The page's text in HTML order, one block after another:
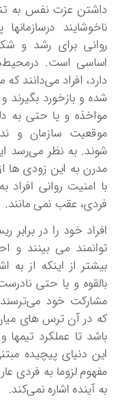
عزت نفس به
درسازمانها
برای رشد و
است.
افراد می‌دانند که
و بازخورد بگیرند
و یا حتی به
سازمان و
به نظر می‌رسد
به این زودی ها از
امنیت روانی افراد
عقب نمی مانند.
خود را در برابر
می بینند و
از اینکه از به
و یا حتی نادرست
خود می‌ترسند.
در آن ترس های میان
تا عملکرد تیمها و
دنیای پیچیده مبتنی
لزوما به فردی
آینده اشاره نمی‌کند.